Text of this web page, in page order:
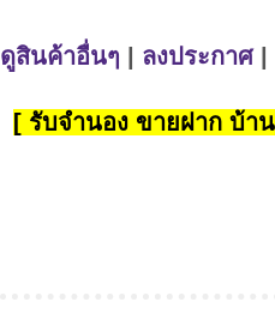
ดูสินค้าอื่นๆ ลงประกาศ|
[ รับจำนอง ขายฝาก บ้า